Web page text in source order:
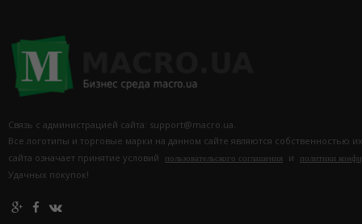
Связь с администрацией сайта: support@macro.ua.
Все логотипы и торговые марки на данном сайте являются собственностью
сайта означает принятие условий
пользовательского соглашения и политики
Удачных покупок!